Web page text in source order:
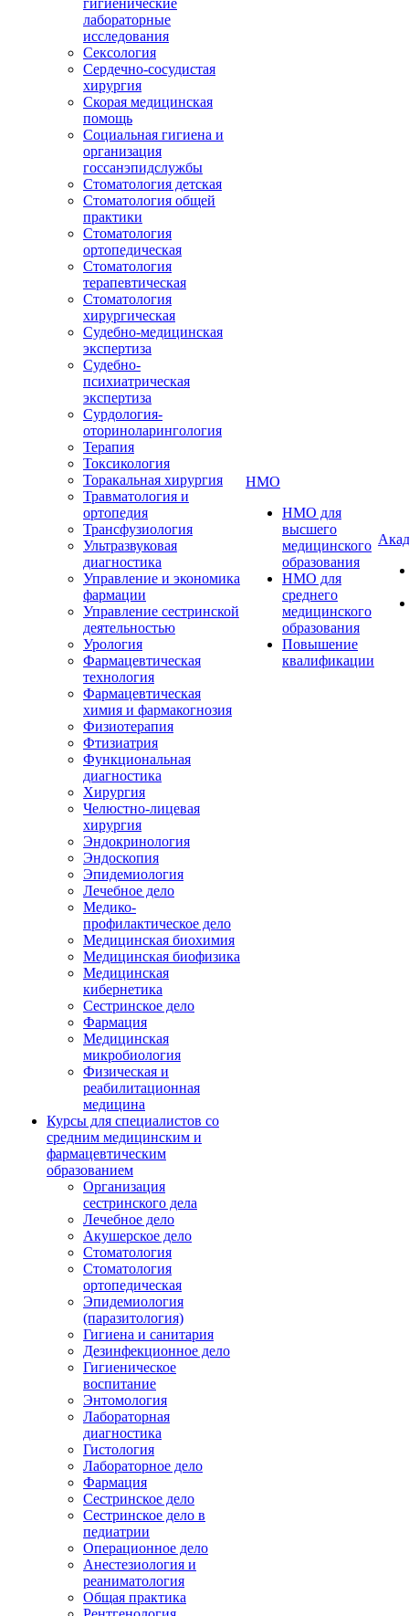
гигиенические
лабораторные
исследования
Сексология
Сердечно-сосудистая
хирургия
Скорая медицинская
помощь
Социальная гигиена и
организация
госсанэпидслужбы
Стоматология детская
Стоматология общей
практики
Стоматология
ортопедическая
Стоматология
терапевтическая
Стоматология
хирургическая
Судебно-медицинская
экспертиза
Судебно-
психиатрическая
экспертиза
Сурдология-
оториноларингология
Терапия
Токсикология
Торакальная хирургия
Травматология и
ортопедия
Трансфузиология
Ультразвуковая
диагностика
Управление и экономика
фармации
Управление сестринской
деятельностью
Урология
Фармацевтическая
технология
Фармацевтическая
химия и фармакогнозия
Физиотерапия
Фтизиатрия
Функциональная
диагностика
Хирургия
Челюстно-лицевая
хирургия
Эндокринология
Эндоскопия
Эпидемиология
Лечебное дело
Медико-
профилактическое дело
Медицинская биохимия
Медицинская биофизика
Медицинская
кибернетика
Сестринское дело
Фармация
Медицинская
микробиология
Физическая и
реабилитационная
медицина
Курсы для специалистов со
средним медицинским и
фармацевтическим
образованием
Организация
сестринского дела
Лечебное дело
Акушерское дело
Стоматология
Стоматология
ортопедическая
Эпидемиология
(паразитология)
Гигиена и санитария
Дезинфекционное дело
Гигиеническое
воспитание
Энтомология
Лабораторная
диагностика
Гистология
Лабораторное дело
Фармация
Сестринское дело
Сестринское дело в
педиатрии
Операционное дело
Анестезиология и
реаниматология
Общая практика
НМО
НМО для
высшего
медицинского
образования
НМО для
среднего
медицинского
образования
Повышение
квалификации